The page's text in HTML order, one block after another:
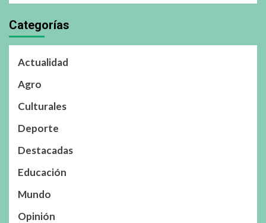
Categorías
Actualidad
Agro
Culturales
Deporte
Destacadas
Educación
Mundo
Opinión